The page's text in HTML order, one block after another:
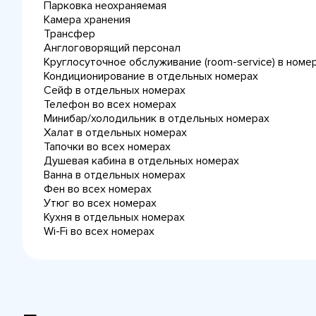
Парковка неохраняемая
Камера хранения
Трансфер
Англоговорящий персонал
Круглосуточное обслуживание (room-service) в
Кондиционирование в отдельных номерах
Сейф в отдельных номерах
Телефон во всех номерах
Минибар/холодильник в отдельных номерах
Халат в отдельных номерах
Тапочки во всех номерах
Душевая кабина в отдельных номерах
Ванна в отдельных номерах
Фен во всех номерах
Утюг во всех номерах
Кухня в отдельных номерах
Wi-Fi во всех номерах